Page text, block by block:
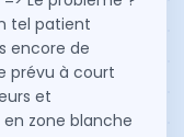
tel patient
encore de
prévu à court
et
zone blanche